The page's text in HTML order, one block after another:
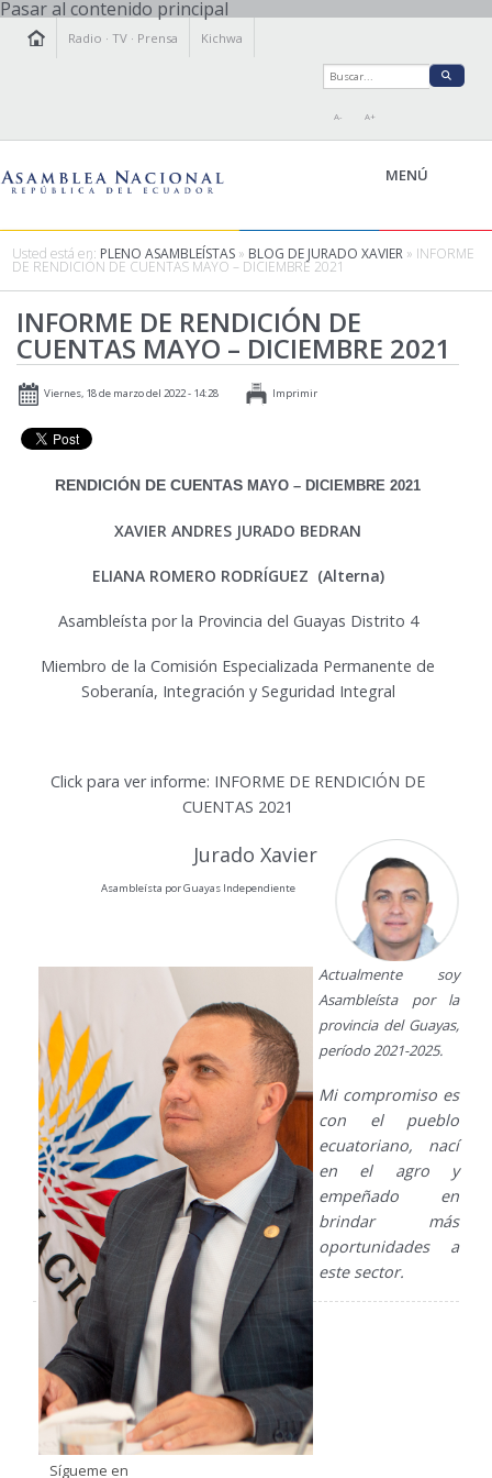
Pasar al contenido principal
Radio ·TV · Prensa Kichwa
A- A+
MENÚ
LEGISLAMOS
FISCALIZAMOS
TRANSPARENCIA
PRENSA
PARTICIPACIÓN
Usted está en: PLENO ASAMBLEÍSTAS » BLOG DE JURADO XAVIER » INFORME
DE RENDICIÓN DE CUENTAS MAYO – DICIEMBRE 2021
INFORME DE RENDICIÓN DE
CUENTAS MAYO – DICIEMBRE 2021
Viernes, 18 de marzo del 2022 - 14:28 Imprimir
RENDICIÓN DE CUENTAS MAYO – DICIEMBRE 2021
XAVIER ANDRES JURADO BEDRAN
ELIANA ROMERO RODRÍGUEZ (Alterna)
Asambleísta por la Provincia del Guayas Distrito 4
Miembro de la Comisión Especializada Permanente de
Soberanía, Integración y Seguridad Integral
Click para ver informe: INFORME DE RENDICIÓN DE
CUENTAS 2021
Jurado Xavier
Asambleísta por Guayas Independiente
Actualmente soy
Asambleísta por la
provincia del Guayas,
período 2021-2025.
Mi compromiso es
con el pueblo
ecuatoriano, nací
en el agro y
empeñado en
brindar más
oportunidades a
este sector.
Sígueme en